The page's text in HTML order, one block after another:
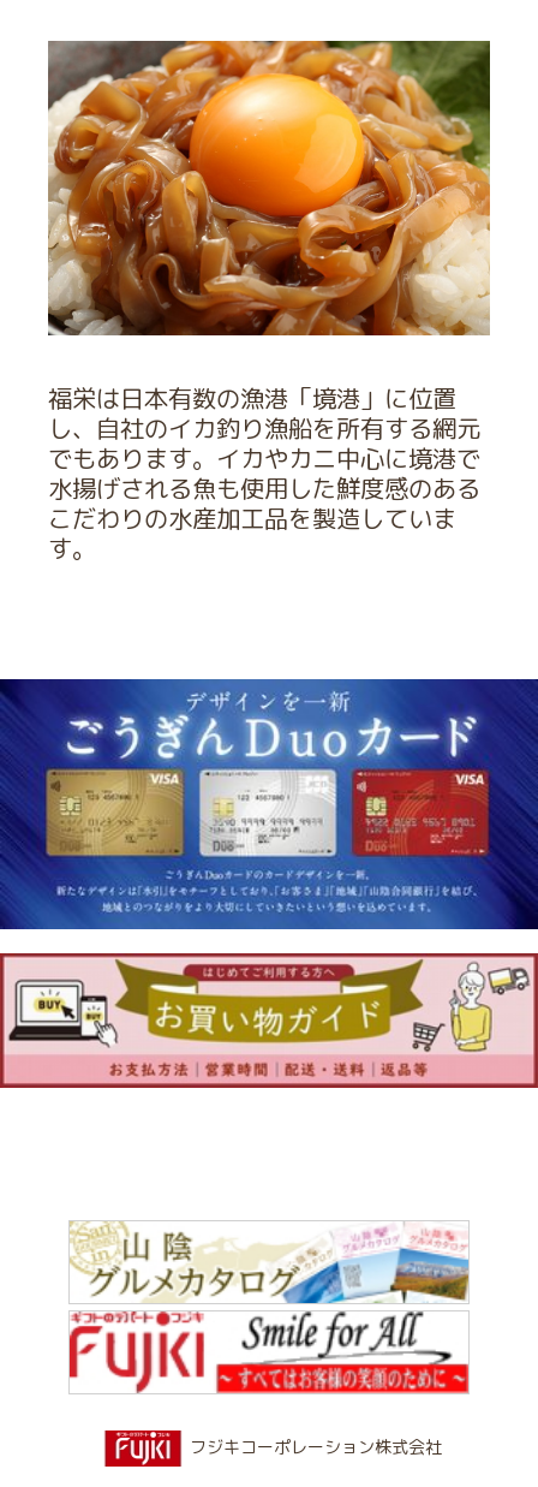
福栄は日本有数の漁港「境港」に位置
し、自社のイカ釣り漁船を所有する網元
でもあります。イカやカニ中心に境港で
水揚げされる魚も使用した鮮度感のある
こだわりの水産加工品を製造していま
す。
フジキコーポレーション株式会社